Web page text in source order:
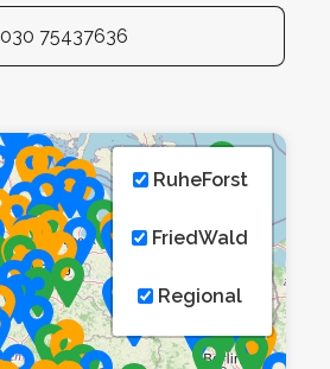
030 75437636
RuheForst
FriedWald
Regional